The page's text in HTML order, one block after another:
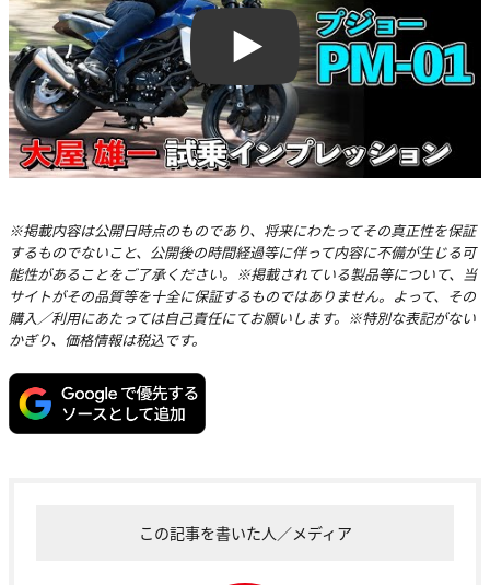
Play
※掲載内容は公開日時点のものであり、将来にわたってその真正性を保証
するものでないこと、公開後の時間経過等に伴って内容に不備が生じる可
能性があることをご了承ください。※掲載されている製品等について、当
サイトがその品質等を十全に保証するものではありません。よって、その
購入／利用にあたっては自己責任にてお願いします。※特別な表記がない
かぎり、価格情報は税込です。
この記事を書いた人／メディア